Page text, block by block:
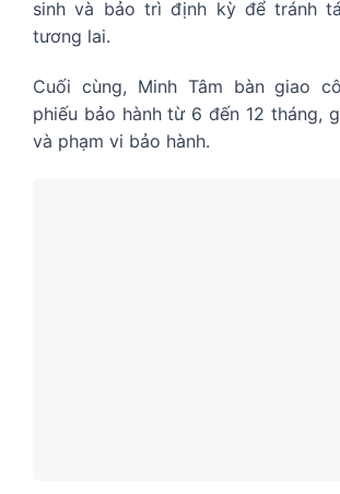
sinh và bảo trì định kỳ để tránh
tương lai.
Cuối cùng, Minh Tâm bàn giao
phiếu bảo hành từ 6 đến 12 tháng,
và phạm vi bảo hành.